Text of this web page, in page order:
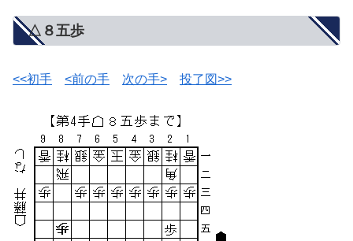
△８五歩
<<初手 <前の手 次の手> 投了図>>